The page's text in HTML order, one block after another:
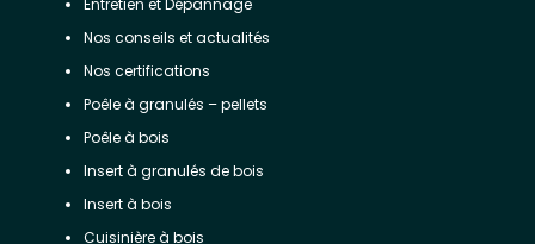
Entretien et Dépannage
Nos conseils et actualités
Nos certifications
Poêle à granulés – pellets
Poêle à bois
Insert à granulés de bois
Insert à bois
Cuisinière à bois